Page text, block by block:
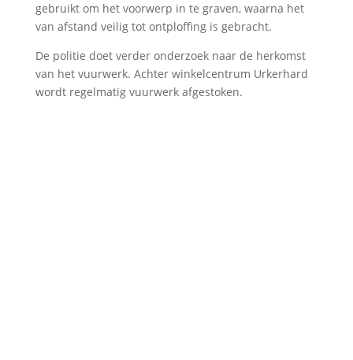
gebruikt om het voorwerp in te graven, waarna het
van afstand veilig tot ontploffing is gebracht.
De politie doet verder onderzoek naar de herkomst
van het vuurwerk. Achter winkelcentrum Urkerhard
wordt regelmatig vuurwerk afgestoken.